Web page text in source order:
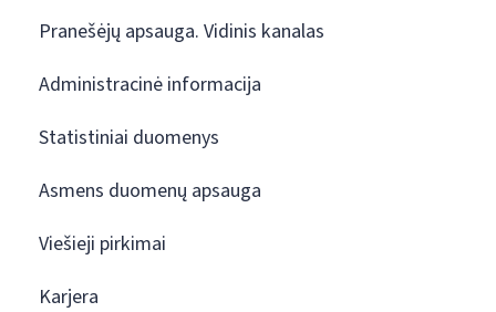
Pranešėjų apsauga. Vidinis kanalas
Administracinė informacija
Statistiniai duomenys
Asmens duomenų apsauga
Viešieji pirkimai
Karjera